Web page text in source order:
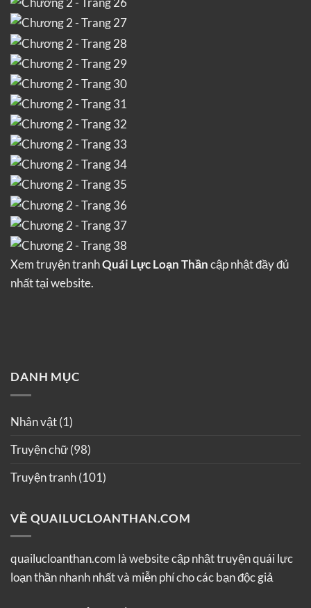
Xem truyện tranhQuái Lực Loạn Thầncập nhật đầy đủ
nhất tại website.
DANH MỤC
Nhân vật(1)
Truyện chữ(98)
Truyện tranh(101)
VỀ QUAILUCLOANTHAN.COM
quailucloanthan.com là website cập nhật truyện quái lực
loạn thần nhanh nhất và miễn phí cho các bạn độc giả